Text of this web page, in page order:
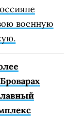
военную